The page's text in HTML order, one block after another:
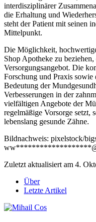
interdisziplinärer
die Erhaltung und
steht der Patient mit seinen
Mittelpunkt.
Die Möglichkeit,
Shop Apotheke zu beziehen,
Versorgungsangebot. Die
Forschung und Praxis sowie
Bedeutung der
Verbesserungen in der
vielfältigen Angebote der
regelmäßige Vorsorge setzt,
lebenslang gesunde Zähne.
Bildnachweis: pixelstock/
ww*******************
Zuletzt aktualisiert am 4.
Über
Letzte Artikel